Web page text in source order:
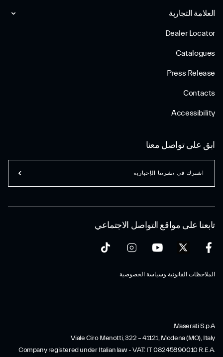
العلامة التجارية
Dealer Locator
Catalogues
Press Release
Contacts
Accessibility
تابعنا على مواقع التواصل الاجتماعي
الملاحظات القانونية وسياسة الخصوصية
ابق على تواصل معنا
اشترك في نشرتنا الإخبارية
Maserati S.p.A.
Viale Ciro Menotti, 322 – 41121, Modena (MO), Italy
Company registered under Italian law - VAT: IT 08245890010 R.E.A.